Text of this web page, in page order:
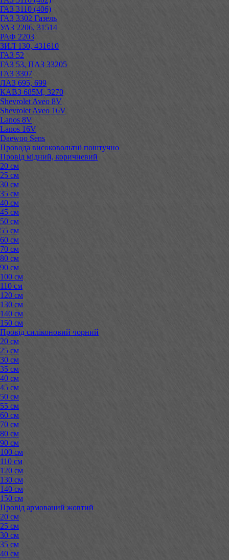
ГАЗ 3110 (406)
ГАЗ 3302 Газель
УАЗ 2206, 31514
РАФ 2203
ЗИЛ 130, 431610
ГАЗ 52
ГАЗ 53, ПАЗ 33205
ГАЗ 3307
ЛАЗ 695, 699
КАВЗ 685М, 3270
Shevrolet Aveo 8V
Shevrolet Aveo 16V
Lanos 8V
Lanos 16V
Daewoo Sens
Провода високовольтні поштучно
Провід мідний, коричневий
20 см
25 см
30 см
35 см
40 см
45 см
50 см
55 см
60 см
70 см
80 см
90 см
100 см
110 см
120 см
130 см
140 см
150 см
Провід силіконовий чорний
20 см
25 см
30 см
35 см
40 см
45 см
50 см
55 см
60 см
70 см
80 см
90 см
100 см
110 см
120 см
130 см
140 см
150 см
Провід армований жовтий
20 см
25 см
30 см
35 см
40 см